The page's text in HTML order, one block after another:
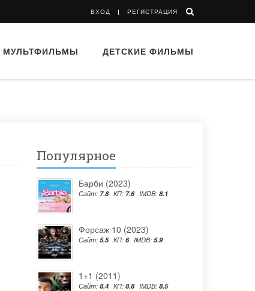
ВХОД РЕГИСТРАЦИЯ
МУЛЬТФИЛЬМЫ ДЕТСКИЕ ФИЛЬМЫ
Популярное
Барби (2023)
Сайт: 7.8 КП: 7.6 IMDB: 8.1
Форсаж 10 (2023)
Сайт: 5.5 КП: 6 IMDB: 5.9
1+1 (2011)
Сайт: 8.4 КП: 8.8 IMDB: 8.5